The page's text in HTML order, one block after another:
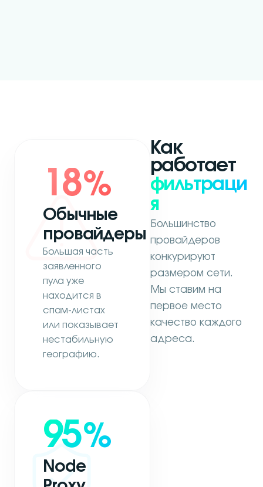
Как
работает
фильтраци
я
Большинство
провайдеров
конкурируют
размером сети.
Мы ставим на
первое место
качество каждого
адреса.
18%
Обычные
провайдеры
Большая часть
заявленного
пула уже
находится в
спам-листах
или показывает
нестабильную
географию.
95%
Node